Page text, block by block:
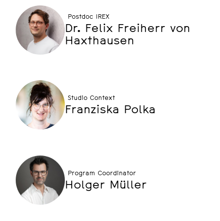
Postdoc IREX
Dr. Felix Freiherr von
Haxthausen
Studio Context
Franziska Polka
Program Coordinator
Holger Müller